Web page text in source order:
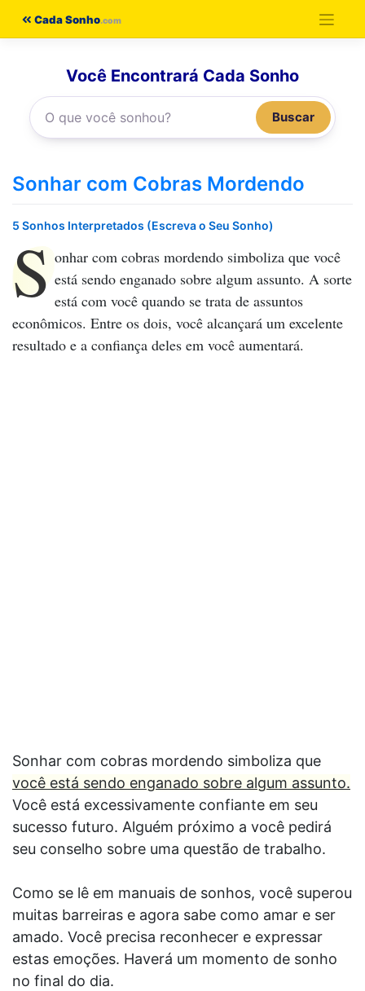
Cada Sonho
Você Encontrará Cada Sonho
Buscar
Sonhar com Cobras Mordendo
5 Sonhos Interpretados (Escreva o Seu Sonho)
S onhar com cobras mordendo simboliza que você
está sendo enganado sobre algum assunto. A sorte
está com você quando se trata de assuntos
econômicos. Entre os dois, você alcançará um excelente
resultado e a confiança deles em você aumentará.
Sonhar com cobras mordendo simboliza que
você está sendo enganado sobre algum assunto.
Você está excessivamente confiante em seu
sucesso futuro. Alguém próximo a você pedirá
seu conselho sobre uma questão de trabalho.
Como se lê em manuais de sonhos, você superou
muitas barreiras e agora sabe como amar e ser
amado. Você precisa reconhecer e expressar
estas emoções. Haverá um momento de sonho
no final do dia.